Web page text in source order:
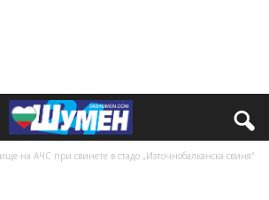
на АЧС при свинете в стадо „Източнобалканска свиня“